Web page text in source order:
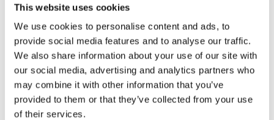
This website uses cookies
We use cookies to personalise content and ads, to
provide social media features and to analyse our traffic.
We also share information about your use of our site with
our social media, advertising and analytics partners who
may combine it with other information that you’ve
provided to them or that they’ve collected from your use
of their services.
esenciales de esta fiesta que el segundo domingo del mes de
junio de cada año reúne en Anoeta a miles de personas.
Deporte, talleres, espectáculos, payasos, asociaciones y
ongs, deporte adaptado. Se trata de una fiesta donde los y
las realzales tienen la oportunidad de vivir y conocer la